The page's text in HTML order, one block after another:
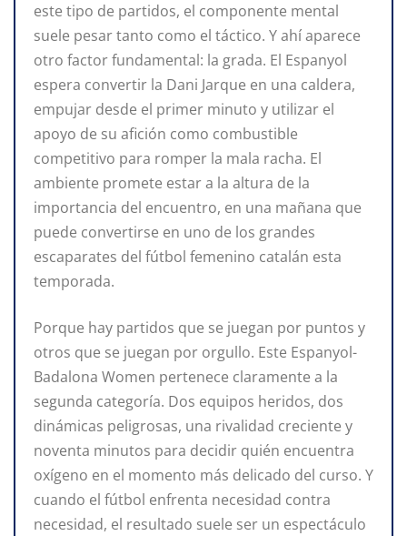
este tipo de partidos, el componente mental
suele pesar tanto como el táctico. Y ahí aparece
otro factor fundamental: la grada. El Espanyol
espera convertir la Dani Jarque en una caldera,
empujar desde el primer minuto y utilizar el
apoyo de su afición como combustible
competitivo para romper la mala racha. El
ambiente promete estar a la altura de la
importancia del encuentro, en una mañana que
puede convertirse en uno de los grandes
escaparates del fútbol femenino catalán esta
temporada.
Porque hay partidos que se juegan por puntos y
otros que se juegan por orgullo. Este Espanyol-
Badalona Women pertenece claramente a la
segunda categoría. Dos equipos heridos, dos
dinámicas peligrosas, una rivalidad creciente y
noventa minutos para decidir quién encuentra
oxígeno en el momento más delicado del curso. Y
cuando el fútbol enfrenta necesidad contra
necesidad, el resultado suele ser un espectáculo